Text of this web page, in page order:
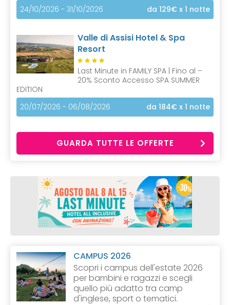
24/10/2026 - 31/10/2026 da 129€ x 1 notte
Valle di Assisi Hotel & Spa
Resort
Last Minute in FAMILY SPA | Fino al –
20% Sconto Accesso SPA SUMMER
EDITION
20/07/2026 - 06/08/2026
da 184€ x 1 notte
GUARDA TUTTE LE OFFERTE
CAMPUS 2026
Scopri i campus dell'estate 2026
per bambini e ragazzi e scegli
quello più adatto tra camp
d'inglese, sport o tematici.